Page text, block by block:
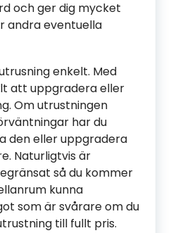
och ger dig mycket
andra eventuella
enkelt. Med
att uppgradera eller
Om utrustningen
har du
den eller uppgradera
Naturligtvis är
så du kommer
kunna
som är svårare om du
till fullt pris.